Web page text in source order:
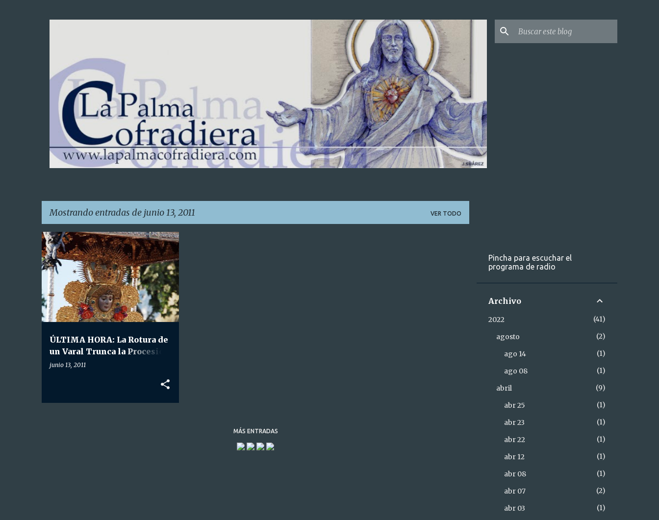
Mostrando entradas de junio 13, 2011 VER TODO
E
n
r
a
d
ÚLTIMA HORA: La Rotura de
un Varal Trunca la Procesión
de la Virgen del Rocío.
junio 13, 2011
HDAD. NTRA. SRA. DEL ROCÍO
MÁS ENTRADAS
Pincha para escuchar el
programa de radio
Archivo
2022
41
agosto
2
ago 14
1
ago 08
1
abril
9
abr 25
1
abr 23
1
abr 22
1
abr 12
1
abr 08
1
abr 07
2
abr 03
1